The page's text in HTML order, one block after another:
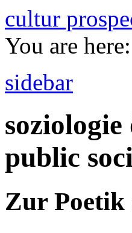
cultur
You are here:
sidebar
public
Zur Poetik